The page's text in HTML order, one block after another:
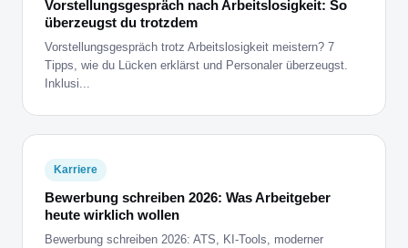
Vorstellungsgespräch nach Arbeitslosigkeit: So
überzeugst du trotzdem
Vorstellungsgespräch trotz Arbeitslosigkeit meistern? 7
Tipps, wie du Lücken erklärst und Personaler überzeugst.
Inklusi...
Karriere
Bewerbung schreiben 2026: Was Arbeitgeber
heute wirklich wollen
Bewerbung schreiben 2026: ATS, KI-Tools, moderner